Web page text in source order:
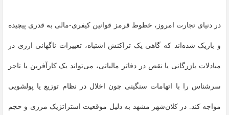
در دنیای تجارت امروز، خطوط قرمز قوانین کیفری-مالی به قدری پیچیده
و باریک شده‌اند که گاهی یک تراکنش اشتباه، تغییرات ناگهانی ارزی در
مبادلات بازرگانی یا نقص در دفاتر مالیاتی، می‌تواند یک کارآفرین یا تاجر
سرشناس را با اتهامات سنگینی چون اخلال در نظام توزیع یا پولشویی
مواجه کند. در کلان‌شهر مشهد به دلیل موقعیت استراتژیک مرزی و حجم